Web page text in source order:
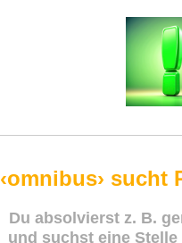
‹omnibus› sucht
Du absolvierst z. B.
und suchst eine